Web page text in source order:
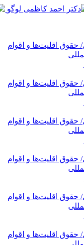
حقوق اقلیت‌ها و اقوام
حقوق اقلیت‌ها و اقوام
حقوق اقلیت‌ها و اقوام
حقوق اقلیت‌ها و اقوام
حقوق اقلیت‌ها و اقوام
حقوق اقلیت‌ها و اقوام